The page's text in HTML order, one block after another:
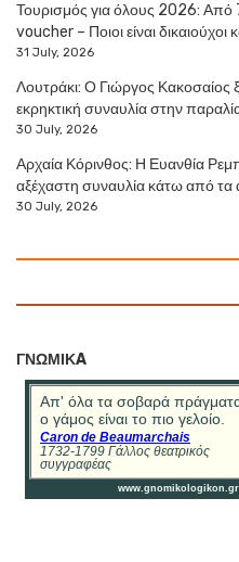
Τουρισμός για όλους 2026: Από
voucher – Ποιοι είναι
31 July, 2026
Λουτράκι: Ο Γιώργος Κακοσαίος
εκρηκτική συναυλία στην
30 July, 2026
Αρχαία Κόρινθος: Η Ευανθία
αξέχαστη συναυλία κάτω από τα
30 July, 2026
ΓΝΩΜΙΚA